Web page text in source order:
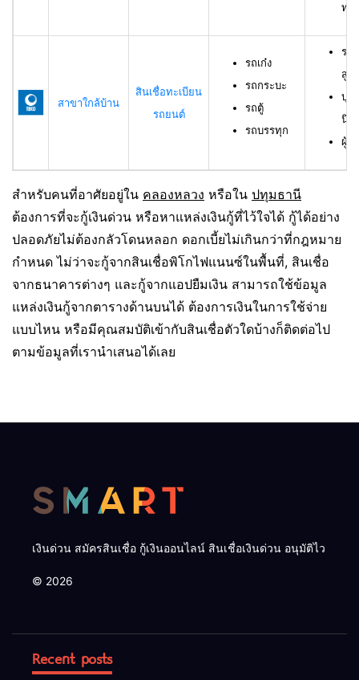
ทด
สาขาใกล้บ้าน
สินเชื่อทะเบียน
รถยนต์
รถเก๋ง
รถกระบะ
รถตู้
รถบรรทุก
รถ
สูง
บุค
นิติ
ผู้กู้
สำหรับคนที่อาศัยอยู่ใน คลองหลวง หรือใน ปทุมธานี
ต้องการที่จะกู้เงินด่วน หรือหาแหล่งเงินกู้ที่ไว้ใจได้ กู้ได้อย่าง
ปลอดภัยไม่ต้องกลัวโดนหลอก ดอกเบี้ยไม่เกินกว่าที่กฎหมาย
กำหนด ไม่ว่าจะกู้จากสินเชื่อพิโกไฟแนนซ์ในพื้นที่, สินเชื่อ
จากธนาคารต่างๆ และกู้จากแอปยืมเงิน สามารถใช้ข้อมูล
แหล่งเงินกู้จากตารางด้านบนได้ ต้องการเงินในการใช้จ่าย
แบบไหน หรือมีคุณสมบัติเข้ากับสินเชื่อตัวใดบ้างก็ติดต่อไป
ตามข้อมูลที่เรานำเสนอได้เลย
เงินด่วน สมัครสินเชื่อ กู้เงินออนไลน์ สินเชื่อเงินด่วน อนุมัติไว
© 2026
Recent posts